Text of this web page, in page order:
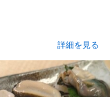
詳細を見る